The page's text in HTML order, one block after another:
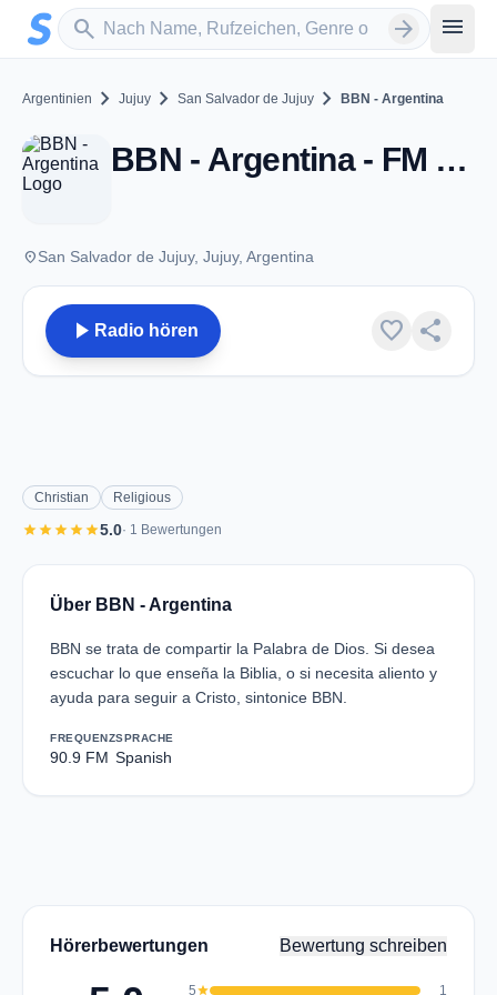
Zum Hauptinhalt springen
search
Sender suchen arrow_forward menu
Argentinien chevron_right Jujuy chevron_right San Salvador de Jujuy chevron_right BBN - Argentina
BBN - Argentina - FM 90.9 - San Salvador de Jujuy
placeSan Salvador de Jujuy, Jujuy, Argentina
play_arrow Radio hören favorite share
Christian Religious
starstarstarstarstar5.0· 1 Bewertungen
Über BBN - Argentina
BBN se trata de compartir la Palabra de Dios. Si desea
escuchar lo que enseña la Biblia, o si necesita aliento y
ayuda para seguir a Cristo, sintonice BBN.
FREQUENZ
90.9 FM
SPRACHE
Spanish
Hörerbewertungen Bewertung schreiben
5star 1